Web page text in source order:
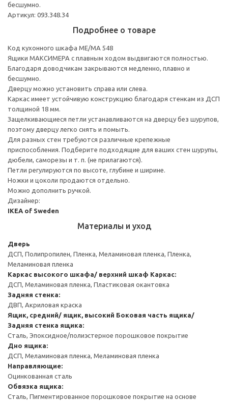
бесшумно.
Артикул: 093.348.34
Подробнее о товаре
Код кухонного шкафа ME/MA 548
Ящики МАКСИМЕРА с плавным ходом выдвигаются полностью.
Благодаря доводчикам закрываются медленно, плавно и
бесшумно.
Дверцу можно установить справа или слева.
Каркас имеет устойчивую конструкцию благодаря стенкам из ДСП
толщиной 18 мм.
Защелкивающиеся петли устанавливаются на дверцу без шурупов,
поэтому дверцу легко снять и помыть.
Для разных стен требуются различные крепежные
приспособления. Подберите подходящие для ваших стен шурупы,
дюбели, саморезы и т. п. (не прилагаются).
Петли регулируются по высоте, глубине и ширине.
Ножки и цоколи продаются отдельно.
Можно дополнить ручкой.
Дизайнер:
IKEA of Sweden
Материалы и уход
Дверь
ДСП, Полипропилен, Пленка, Меламиновая пленка, Пленка,
Меламиновая пленка
Каркас высокого шкафа/ верхний шкаф Каркас:
ДСП, Меламиновая пленка, Пластиковая окантовка
Задняя стенка:
ДВП, Акриловая краска
Ящик, средний/ ящик, высокий Боковая часть ящика/
Задняя стенка ящика:
Сталь, Эпоксидное/полиэстерное порошковое покрытие
Дно ящика:
ДСП, Меламиновая пленка, Меламиновая пленка
Направляющие:
Оцинкованная сталь
Обвязка ящика:
Сталь, Пигментированное порошковое покрытие на основе